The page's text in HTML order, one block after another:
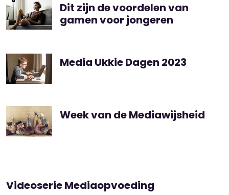
Dit zijn de voordelen van
gamen voor jongeren
Media Ukkie Dagen 2023
Week van de Mediawijsheid
Videoserie Mediaopvoeding